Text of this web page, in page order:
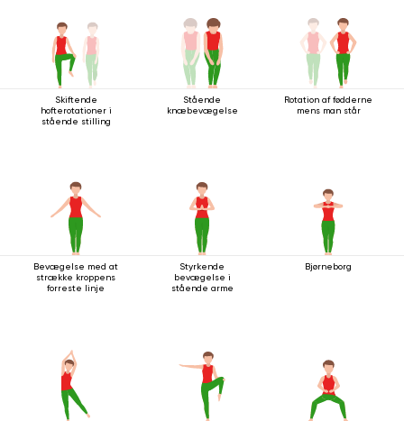
Skiftende
hofterotationer i
stående stilling
Stående
knæbevægelse
Rotation af fødderne
mens man står
Bevægelse med at
strække kroppens
forreste linje
Styrkende
bevægelse i
stående arme
Bjørneborg